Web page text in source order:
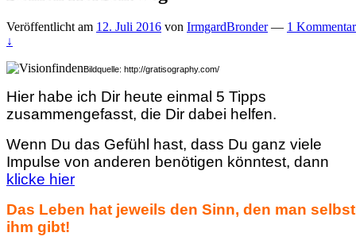
Veröffentlicht am 12. Juli 2016 von IrmgardBronder — 1 Kommentar
↓
Bildquelle: http://gratisography.com/
Hier habe ich Dir heute einmal 5 Tipps
zusammengefasst, die Dir dabei helfen.
Wenn Du das Gefühl hast, dass Du ganz viele
Impulse von anderen benötigen könntest, dann
klicke hier
Das Leben hat jeweils den Sinn, den man selbst
ihm gibt!